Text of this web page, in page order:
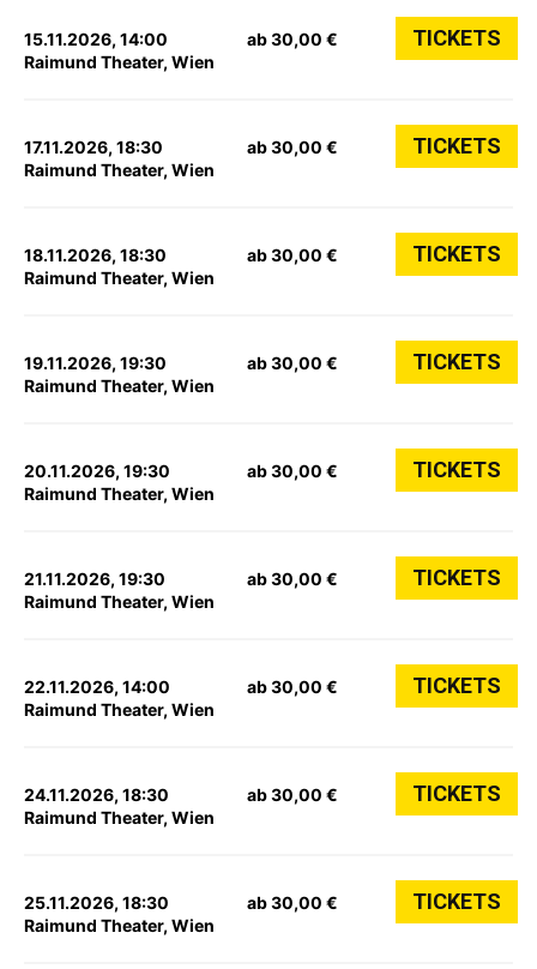
15.11.2026, 14:00
Raimund Theater, Wien
ab 30,00 € TICKETS
17.11.2026, 18:30
Raimund Theater, Wien
ab 30,00 € TICKETS
18.11.2026, 18:30
Raimund Theater, Wien
ab 30,00 € TICKETS
19.11.2026, 19:30
Raimund Theater, Wien
ab 30,00 € TICKETS
20.11.2026, 19:30
Raimund Theater, Wien
ab 30,00 € TICKETS
21.11.2026, 19:30
Raimund Theater, Wien
ab 30,00 € TICKETS
22.11.2026, 14:00
Raimund Theater, Wien
ab 30,00 € TICKETS
24.11.2026, 18:30
Raimund Theater, Wien
ab 30,00 € TICKETS
25.11.2026, 18:30
Raimund Theater, Wien
ab 30,00 € TICKETS